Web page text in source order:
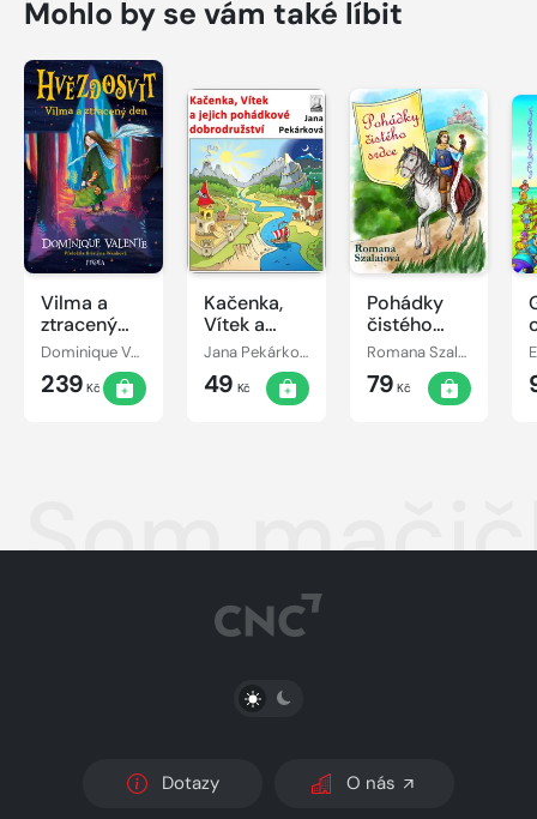
Mohlo by se vám také líbit
Vilma a
ztracený
den
Dominique Valente
239 Kč
Kačenka,
Vítek a
jejich
pohádkové
dobrodružství
Jana Pekárková
49 Kč
Pohádky
čistého
srdce
Romana Szalaiová
79 Kč
Som
PŘEPNOUT SVĚTLÝ/TMAVÝ REŽIM
Dotazy O nás